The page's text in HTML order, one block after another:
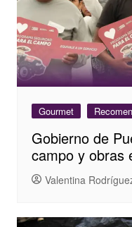
Gourmet
Gobierno de
campo y obras
Valentina